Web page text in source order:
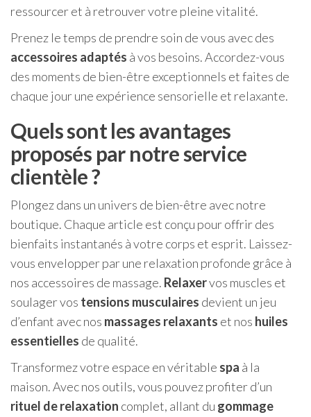
ressourcer et à retrouver votre pleine vitalité.
Prenez le temps de prendre soin de vous avec des
accessoires adaptés à vos besoins. Accordez-vous
des moments de bien-être exceptionnels et faites de
chaque jour une expérience sensorielle et relaxante.
Quels sont les avantages
proposés par notre service
clientèle ?
Plongez dans un univers de bien-être avec notre
boutique. Chaque article est conçu pour offrir des
bienfaits instantanés à votre corps et esprit. Laissez-
vous envelopper par une relaxation profonde grâce à
nos accessoires de massage. Relaxervos muscles et
soulager vos tensions musculaires devient un jeu
d’enfant avec nos massages relaxants et nos huiles
essentielles de qualité.
Transformez votre espace en véritable spa à la
maison. Avec nos outils, vous pouvez profiter d’un
rituel de relaxation complet, allant du gommage